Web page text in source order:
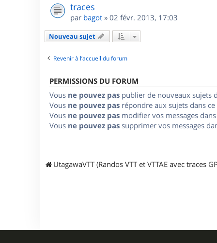
traces
par bagot » 02 févr. 2013, 17:03
Nouveau sujet
Revenir à l’accueil du forum
PERMISSIONS DU FORUM
Vous ne pouvez pas publier de nouveaux sujets
Vous ne pouvez pas répondre aux sujets dans
Vous ne pouvez pas modifier vos messages
Vous ne pouvez pas supprimer vos messages
UtagawaVTT (Randos VTT et VTTAE avec traces